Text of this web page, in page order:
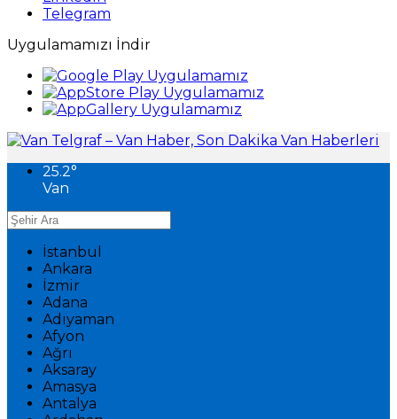
Telegram
Uygulamamızı İndir
25.2°
Van
İstanbul
Ankara
İzmir
Adana
Adıyaman
Afyon
Ağrı
Aksaray
Amasya
Antalya